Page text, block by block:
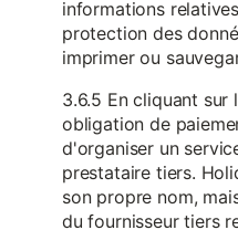
informations
protection des
imprimer ou
3.6.5 En cliquant sur
obligation de
d'organiser un
prestataire tiers.
son propre nom,
du fournisseur tiers